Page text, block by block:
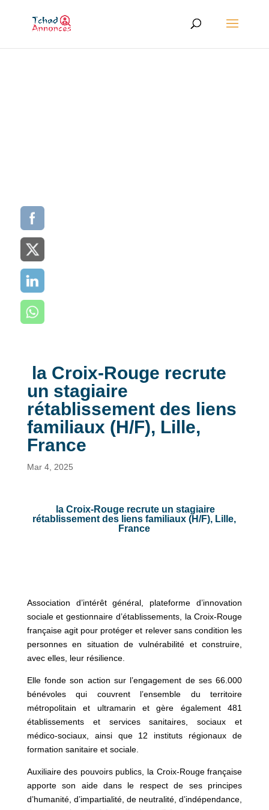
la Croix-Rouge recrute
un stagiaire
rétablissement des liens
familiaux (H/F), Lille,
France
Mar 4, 2025
la Croix-Rouge recrute un stagiaire
rétablissement des liens familiaux (H/F), Lille,
France
Association d’intérêt général, plateforme d’innovation
sociale et gestionnaire d’établissements, la Croix-Rouge
française agit pour protéger et relever sans condition les
personnes en situation de vulnérabilité et construire,
avec elles, leur résilience.
Elle fonde son action sur l’engagement de ses 66.000
bénévoles qui couvrent l’ensemble du territoire
métropolitain et ultramarin et gère également 481
établissements et services sanitaires, sociaux et
médico-sociaux, ainsi que 12 instituts régionaux de
formation sanitaire et sociale.
Auxiliaire des pouvoirs publics, la Croix-Rouge française
apporte son aide dans le respect de ses principes
d’humanité, d’impartialité, de neutralité, d’indépendance,